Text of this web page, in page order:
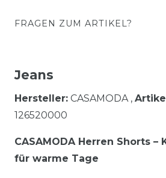
FRAGEN ZUM ARTIKEL?
Jeans
Hersteller: CASAMODA ,
126520000
CASAMODA Herren Shorts
für warme Tage